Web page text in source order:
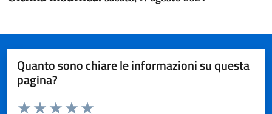
Quanto sono chiare le informazioni su questa
pagina?
Domanda
Valuta da 1 a 5 stelle la pagina